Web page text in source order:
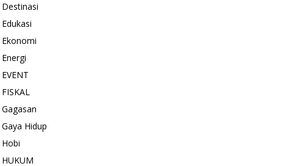
Destinasi
Edukasi
Ekonomi
Energi
EVENT
FISKAL
Gagasan
Gaya Hidup
Hobi
HUKUM